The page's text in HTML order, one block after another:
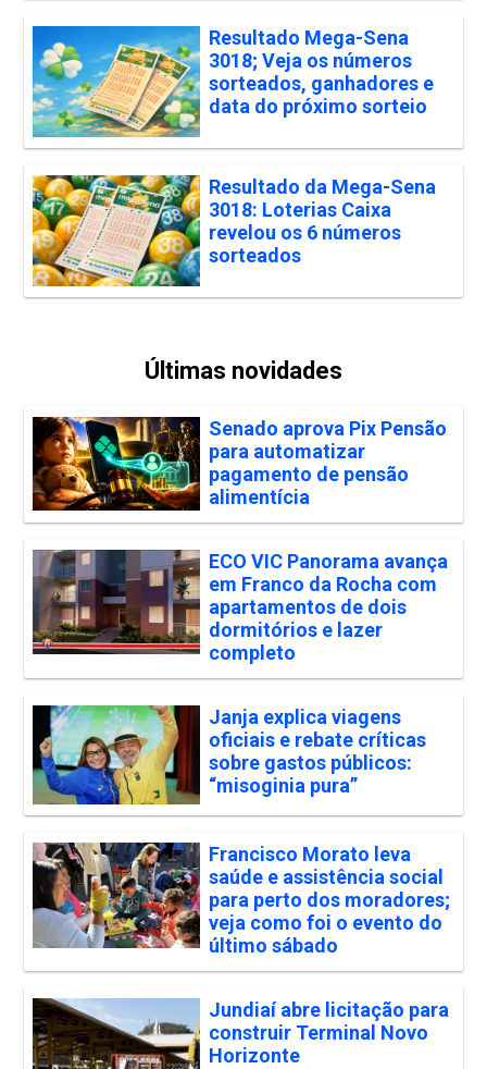
Resultado Mega-Sena
3018; Veja os números
sorteados, ganhadores e
data do próximo sorteio
Resultado da Mega-Sena
3018: Loterias Caixa
revelou os 6 números
sorteados
Últimas novidades
Senado aprova Pix Pensão
para automatizar
pagamento de pensão
alimentícia
ECO VIC Panorama avança
em Franco da Rocha com
apartamentos de dois
dormitórios e lazer
completo
Janja explica viagens
oficiais e rebate críticas
sobre gastos públicos:
“misoginia pura”
Francisco Morato leva
saúde e assistência social
para perto dos moradores;
veja como foi o evento do
último sábado
Jundiaí abre licitação para
construir Terminal Novo
Horizonte